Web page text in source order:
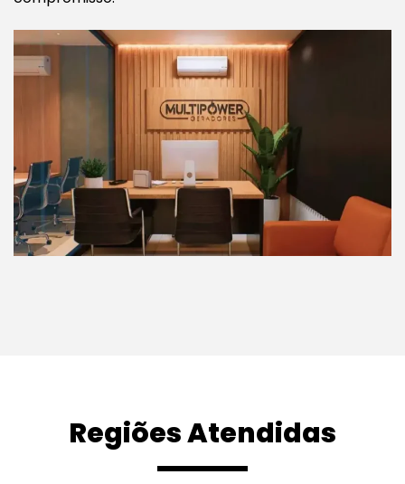
Regiões Atendidas